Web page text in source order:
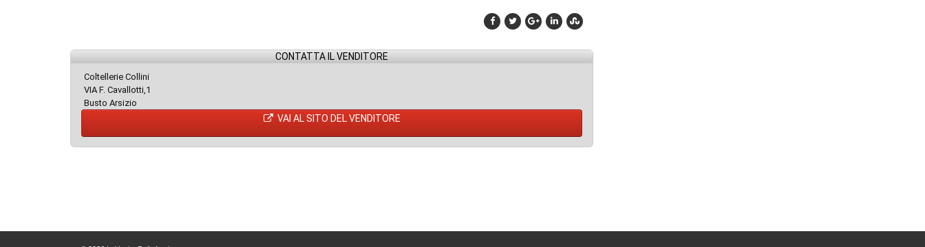
CONTATTA IL VENDITORE
Coltellerie Collini
VIA F. Cavallotti,1
Busto Arsizio
VAI AL SITO DEL VENDITORE